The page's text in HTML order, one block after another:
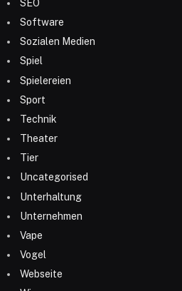
SEO
Software
Sozialen Medien
Spiel
Spielereien
Sport
Technik
Theater
Tier
Uncategorised
Unterhaltung
Unternehmen
Vape
Vogel
Webseite